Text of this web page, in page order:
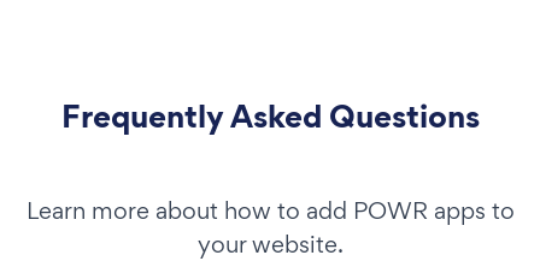
Frequently Asked Questions
Learn more about how to add POWR apps to
your website.